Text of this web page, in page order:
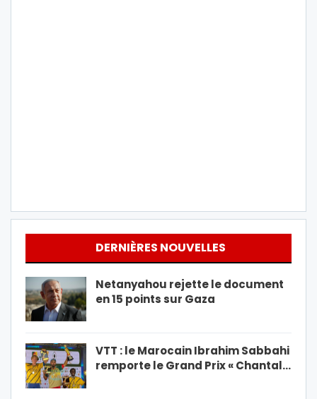
DERNIÈRES NOUVELLES
Netanyahou rejette le document
en 15 points sur Gaza
VTT : le Marocain Ibrahim Sabbahi
remporte le Grand Prix « Chantal…